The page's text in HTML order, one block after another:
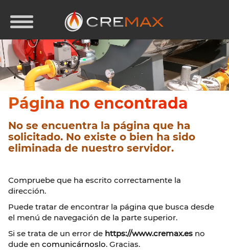
Página no encontrada
No se encuentra la página que ha
solicitado. No existe o bien ha sido
eliminada de nuestro servidor.
Compruebe que ha escrito correctamente la
dirección.
Puede tratar de encontrar la página que busca desde
el menú de navegación de la parte superior.
Si se trata de un error de https://www.cremax.es no
dude encomunicárnoslo. Gracias.